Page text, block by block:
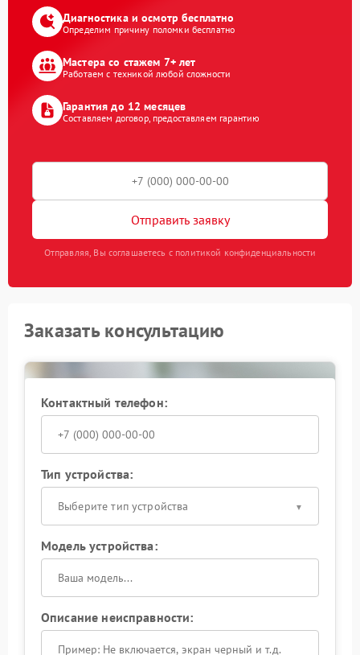
Диагностика и осмотр бесплатно
Определим причину поломки бесплатно
Мастера со стажем 7+ лет
Работаем с техникой любой сложности
Гарантия до 12 месяцев
Составляем договор, предоставляем гарантию
Отправить заявку
Отправляя, Вы соглашаетесь с политикой конфиденциальности
Заказать консультацию
Контактный телефон:
Тип устройства:
Выберите тип устройства
Модель устройства:
Описание неисправности: